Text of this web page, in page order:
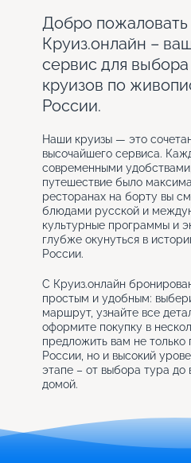
Добро пожаловать
Круиз.онлайн –
сервис для выбора
круизов по
России.
Наши круизы — это
высочайшего сервиса.
современными
путешествие было
ресторанах на борту вы
блюдами русской и
культурные программы и
глубже окунуться в
России.
С Круиз.онлайн
простым и удобным:
маршрут, узнайте все
оформите покупку в
предложить вам не только
России, но и высокий
этапе – от выбора тура до
домой.